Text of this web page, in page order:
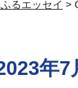
るエッセイ >
年7